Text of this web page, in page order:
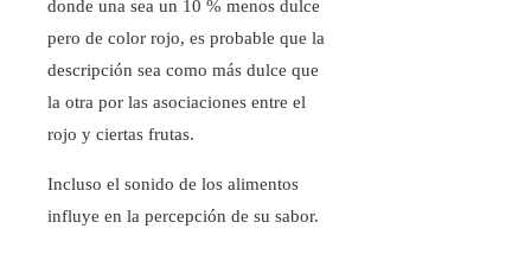
donde una sea un 10 % menos dulce
pero de color rojo, es probable que la
descripción sea como más dulce que
la otra por las asociaciones entre el
rojo y ciertas frutas.
Incluso el sonido de los alimentos
influye en la percepción de su sabor.